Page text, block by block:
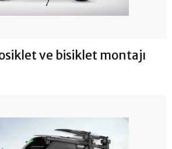
ve bisiklet montajı